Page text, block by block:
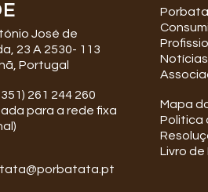
José de
23 A 2530- 113
Portugal
261 244 260
para a rede fixa
Notícias
Mapa
Politica
Livro